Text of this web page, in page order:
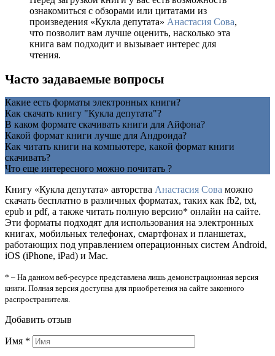
ознакомиться с обзорами или цитатами из
произведения «Кукла депутата» Анастасия Сова,
что позволит вам лучше оценить, насколько эта
книга вам подходит и вызывает интерес для
чтения.
Часто задаваемые вопросы
Какие есть форматы электронных книги?
Как скачать книгу "Кукла депутата"?
В каком формате скачивать книги для Айфона?
Какой формат книги лучше для Андроида?
Как читать книги на компьютере, какой формат книги
скачивать?
Что еще интересного можно почитать ?
Книгу «Кукла депутата» авторства Анастасия Сова можно
скачать бесплатно в различных форматах, таких как fb2, txt,
epub и pdf, а также читать полную версию* онлайн на сайте.
Эти форматы подходят для использования на электронных
книгах, мобильных телефонах, смартфонах и планшетах,
работающих под управлением операционных систем Android,
iOS (iPhone, iPad) и Mac.
* – На данном веб-ресурсе представлена лишь демонстрационная версия
книги. Полная версия доступна для приобретения на сайте законного
распространителя.
Добавить отзыв
Имя *